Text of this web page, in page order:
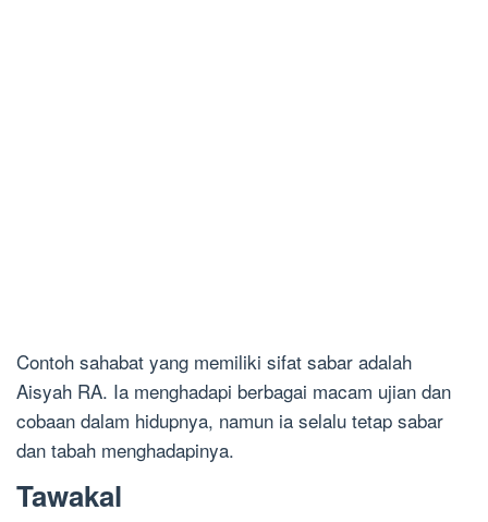
Contoh sahabat yang memiliki sifat sabar adalah
Aisyah RA. Ia menghadapi berbagai macam ujian dan
cobaan dalam hidupnya, namun ia selalu tetap sabar
dan tabah menghadapinya.
Tawakal